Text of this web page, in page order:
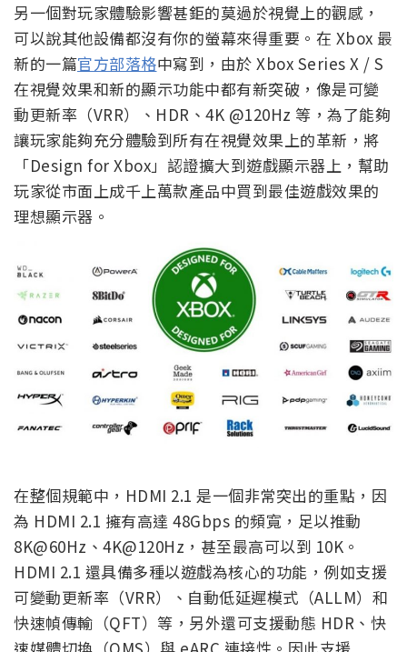
另一個對玩家體驗影響甚鉅的莫過於視覺上的觀感，
可以說其他設備都沒有你的螢幕來得重要。在 Xbox 最
新的一篇官方部落格中寫到，由於 Xbox Series X / S
在視覺效果和新的顯示功能中都有新突破，像是可變
動更新率（VRR）、HDR、4K @120Hz 等，為了能夠
讓玩家能夠充分體驗到所有在視覺效果上的革新，將
「Design for Xbox」認證擴大到遊戲顯示器上，幫助
玩家從市面上成千上萬款產品中買到最佳遊戲效果的
理想顯示器。
在整個規範中，HDMI 2.1 是一個非常突出的重點，因
為 HDMI 2.1 擁有高達 48Gbps 的頻寬，足以推動
8K@60Hz、4K@120Hz，甚至最高可以到 10K。
HDMI 2.1 還具備多種以遊戲為核心的功能，例如支援
可變動更新率（VRR）、自動低延遲模式（ALLM）和
快速幀傳輸（QFT）等，另外還可支援動態 HDR、快